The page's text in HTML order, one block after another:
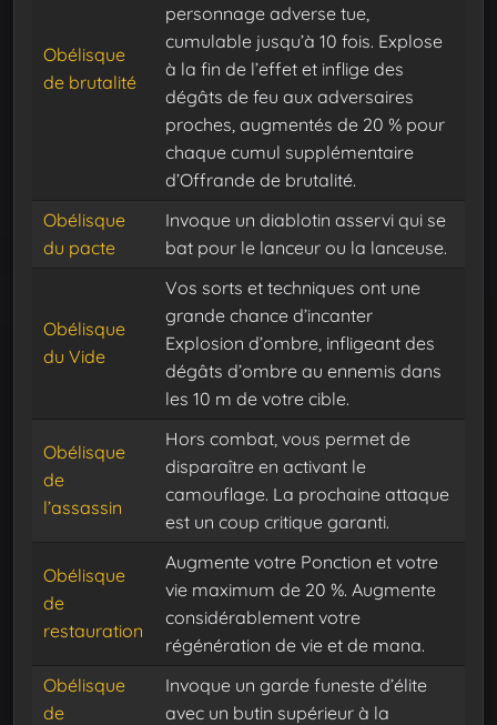
Obélisque
de brutalité
personnage adverse tue,
cumulable jusqu’à 10 fois. Explose
à la fin de l’effet et inflige des
dégâts de feu aux adversaires
proches, augmentés de 20 % pour
chaque cumul supplémentaire
d’Offrande de brutalité.
Obélisque
du pacte
Invoque un diablotin asservi qui se
bat pour le lanceur ou la lanceuse.
Obélisque
du Vide
Vos sorts et techniques ont une
grande chance d’incanter
Explosion d’ombre, infligeant des
dégâts d’ombre au ennemis dans
les 10 m de votre cible.
Obélisque
de
l’assassin
Hors combat, vous permet de
disparaître en activant le
camouflage. La prochaine attaque
est un coup critique garanti.
Obélisque
de
restauration
Augmente votre Ponction et votre
vie maximum de 20 %. Augmente
considérablement votre
régénération de vie et de mana.
Obélisque
de
Invoque un garde funeste d’élite
avec un butin supérieur à la